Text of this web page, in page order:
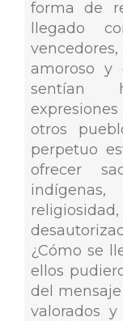
forma de
llegado
amoroso y
sentían
otros
perpetuo
ofrecer
¿Cómo se
ellos
del
valorados